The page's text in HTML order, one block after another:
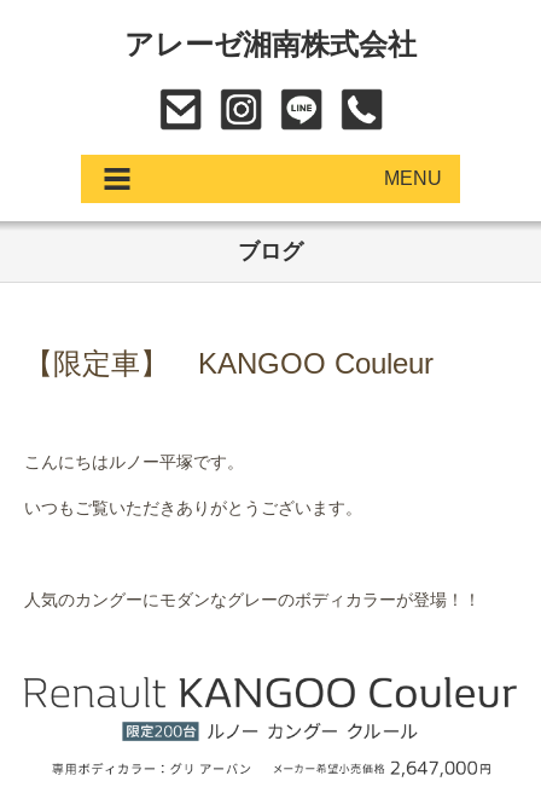
アレーゼ湘南株式会社
MENU
中古車
店舗アクセス
ブログ
【限定車】 KANGOO Couleur
こんにちはルノー平塚です。
いつもご覧いただきありがとうございます。
人気のカングーにモダンなグレーのボディカラーが登場！！